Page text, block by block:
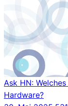
Ask HN:
Hardware?